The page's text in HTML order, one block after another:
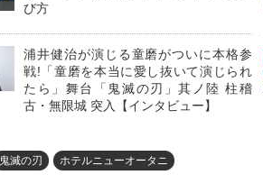
び方
浦井健治が演じる童磨がついに本格参
戦!「童磨を本当に愛し抜いて演じられ
たら」舞台「鬼滅の刃」其ノ陸 柱稽
古・無限城 突入【インタビュー】
鬼滅の刃 ホテルニューオータニ